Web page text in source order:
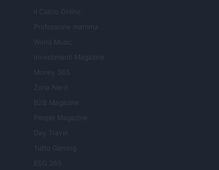
Il Calcio Online
Professione mamma
World Music
Investimenti Magazine
Money 365
Zona Nerd
B2B Magazine
People Magazine
Day Travel
Tutto Gaming
ESG 365